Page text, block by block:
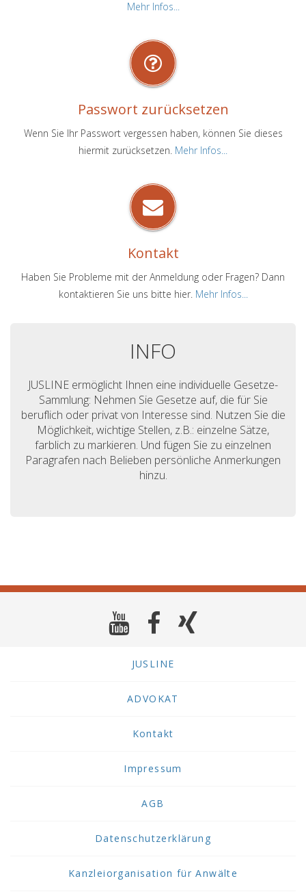
Mehr Infos...
Passwort zurücksetzen
Wenn Sie Ihr Passwort vergessen haben, können Sie dieses
hiermit zurücksetzen. Mehr Infos...
Kontakt
Haben Sie Probleme mit der Anmeldung oder Fragen? Dann
kontaktieren Sie uns bitte hier. Mehr Infos...
INFO
JUSLINE ermöglicht Ihnen eine individuelle Gesetze-
Sammlung: Nehmen Sie Gesetze auf, die für Sie
beruflich oder privat von Interesse sind. Nutzen Sie die
Möglichkeit, wichtige Stellen, z.B.: einzelne Sätze,
farblich zu markieren. Und fügen Sie zu einzelnen
Paragrafen nach Belieben persönliche Anmerkungen
hinzu.
JUSLINE
ADVOKAT
Kontakt
Impressum
AGB
Datenschutzerklärung
Kanzleiorganisation für Anwälte